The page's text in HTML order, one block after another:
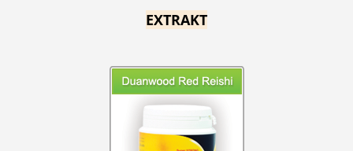
EXTRAKT